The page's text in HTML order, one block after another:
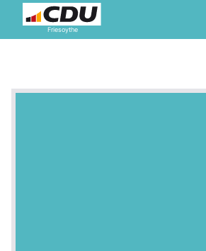
Friesoythe